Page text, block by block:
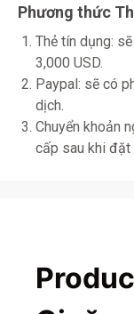
Phương thức
Thẻ tín dụng:
3,000 USD.
Paypal: sẽ có
dịch.
Chuyển khoản
cấp sau khi đặt